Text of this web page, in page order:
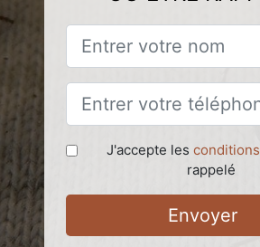
J'accepte les conditions
rappelé
Envoyer